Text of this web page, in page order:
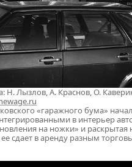
Н. Лызлов, А. Краснов, О.
«гаражного бума»
в интерьер
на ножки» и
сдает в аренду разным